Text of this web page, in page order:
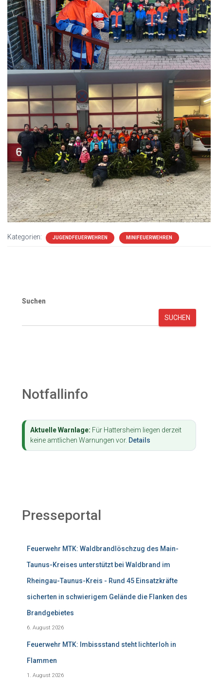
Kategorien: JUGENDFEUERWEHREN MINIFEUERWEHREN
Suchen
SUCHEN
Notfallinfo
Aktuelle Warnlage: Für Hattersheim liegen derzeit
keine amtlichen Warnungen vor. Details
Presseportal
Feuerwehr MTK: Waldbrandlöschzug des Main-
Taunus-Kreises unterstützt bei Waldbrand im
Rheingau-Taunus-Kreis - Rund 45 Einsatzkräfte
sicherten in schwierigem Gelände die Flanken des
Brandgebietes
6. August 2026
Feuerwehr MTK: Imbissstand steht lichterloh in
Flammen
1. August 2026